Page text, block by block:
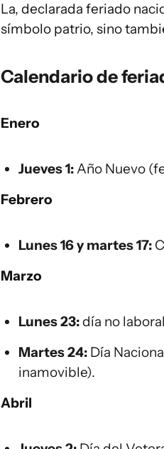
La, declarada feriado
símbolo patrio, sino
Calendario de
Enero
Jueves 1:Año Nuevo
Febrero
Lunes 16 y martes 17:
Marzo
Lunes 23:día no
Martes 24: Día
inamovible).
Abril